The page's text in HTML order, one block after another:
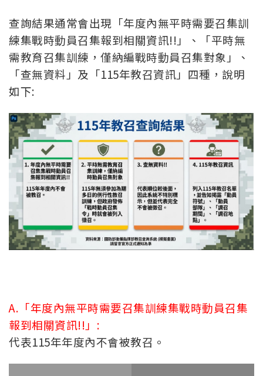
查詢結果通常會出現「年度內無平時需要召集訓
練集戰時動員召集報到相關資訊!!」、「平時無
需教育召集訓練，僅納編戰時動員召集對象」、
「查無資料」及「115年教召資訊」四種，說明
如下:
A.「年度內無平時需要召集訓練集戰時動員召集
報到相關資訊!!」:
代表115年年度內不會被教召 。